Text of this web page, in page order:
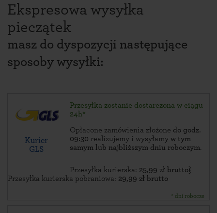
Ekspresowa wysyłka
pieczątek
masz do dyspozycji następujące
sposoby wysyłki:
Kurier
GLS
Przesyłka zostanie dostarczona w ciągu
24h*
Opłacone zamówienia złożone do godz.
09:30 realizujemy i wysyłamy w tym
samym lub najbliższym dniu roboczym.
Przesyłka kurierska: 25,99 zł brutto}
Przesyłka kurierska pobraniowa: 29,99 zł brutto
* dni robocze